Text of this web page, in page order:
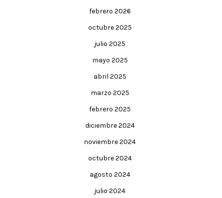
febrero 2026
octubre 2025
julio 2025
mayo 2025
abril 2025
marzo 2025
febrero 2025
diciembre 2024
noviembre 2024
octubre 2024
agosto 2024
julio 2024